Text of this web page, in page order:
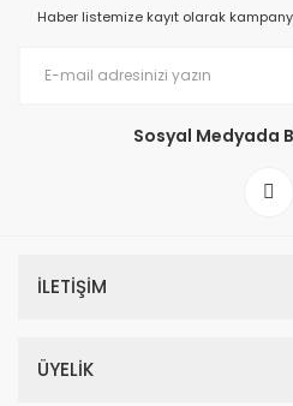
Haber listemize kayıt olarak
Sosyal Medyada
İLETİŞİM
ÜYELİK